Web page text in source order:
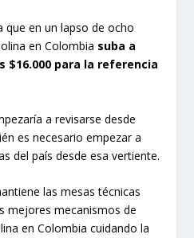
que en un lapso de ocho
en Colombia suba a
$16.000 para la referencia
a revisarse desde
es necesario empezar a
del país desde esa vertiente.
las mesas técnicas
mejores mecanismos de
en Colombia cuidando la